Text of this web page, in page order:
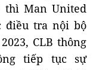
thì Man United
điều tra nội bộ
CLB thông
tiếp tục sự